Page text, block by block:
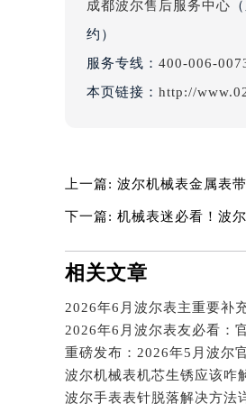
辽宁省沈阳
北京市朝阳
北京市东城
内蒙古自治
内蒙古自治
内蒙古自治
内蒙古自治
内蒙古自
内蒙古自治
成都波尔售后服务中心
约）
服务专线： 400-006-
本页链接： http://
上一篇: 波尔机械表金属表
下一篇: 机械表迷必看！波
相关文章
2026年6月波尔表主重要补
2026年6月波尔表友必看：
重磅发布：2026年5月波尔
波尔机械表机芯生锈应该咋
波尔手表表针脱落解决方法